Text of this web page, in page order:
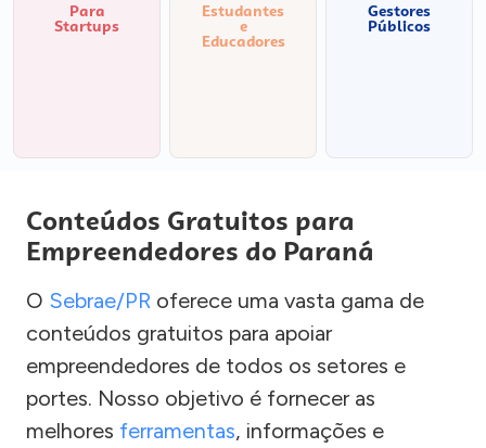
Para
Startups
Estudantes
e
Educadores
Gestores
Públicos
Conteúdos Gratuitos para
Empreendedores do Paraná
O Sebrae/PR oferece uma vasta gama de
conteúdos gratuitos para apoiar
empreendedores de todos os setores e
portes. Nosso objetivo é fornecer as
melhores ferramentas, informações e